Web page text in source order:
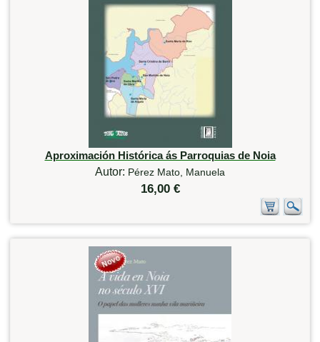
Aproximación Histórica ás Parroquias de Noia
Autor: Pérez Mato, Manuela
16,00 €